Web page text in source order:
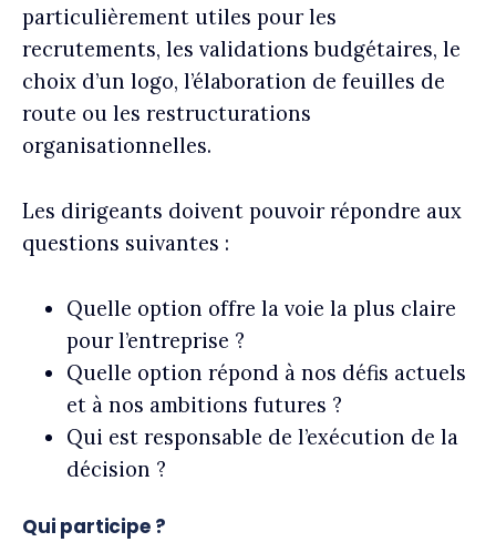
particulièrement utiles pour les
recrutements, les validations budgétaires, le
choix d’un logo, l’élaboration de feuilles de
route ou les restructurations
organisationnelles.
Les dirigeants doivent pouvoir répondre aux
questions suivantes :
Quelle option offre la voie la plus claire
pour l’entreprise ?
Quelle option répond à nos défis actuels
et à nos ambitions futures ?
Qui est responsable de l’exécution de la
décision ?
Qui participe ?